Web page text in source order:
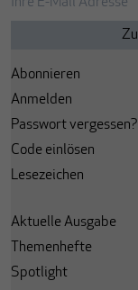
Abonnieren
Anmelden
Passwort vergessen?
Code einlösen
Lesezeichen
Aktuelle Ausgabe
Themenhefte
Spotlight